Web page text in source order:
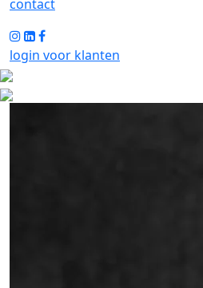
contact
login voor klanten